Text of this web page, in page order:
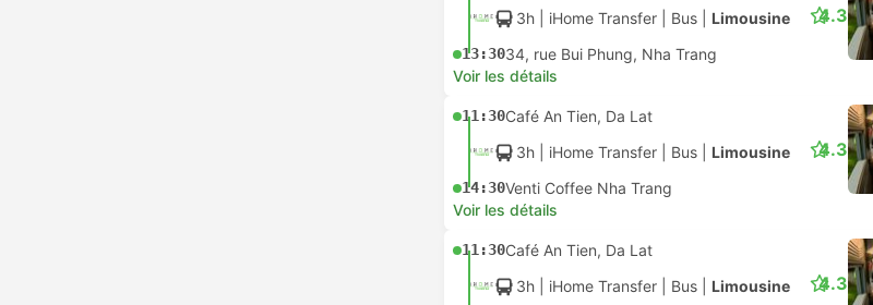
3h | iHome Transfer Bus Limousine
13:3034, rue Bui Phung, Nha Trang
4.3
Voir les détails
11:30Café An Tien, Da Lat
3h | iHome Transfer Bus Limousine
14:30Venti Coffee Nha Trang
4.3
Voir les détails
11:30Café An Tien, Da Lat
3h | iHome Transfer Bus Limousine 4.3